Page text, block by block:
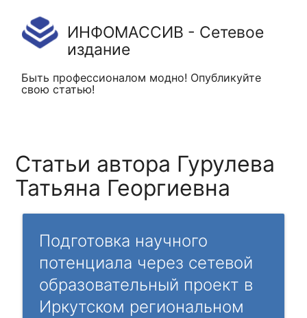
ИНФОМАССИВ - Сетевое
издание
Быть профессионалом модно! Опубликуйте
свою статью!
Статьи автора Гурулева
Татьяна Георгиевна
Подготовка научного
потенциала через сетевой
образовательный проект в
Иркутском региональном